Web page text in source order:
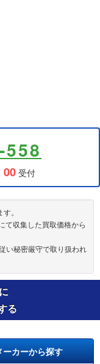
00受付
。
て収集した買取価格から
い秘密厳守で取り扱われ
る
ーカーから探す